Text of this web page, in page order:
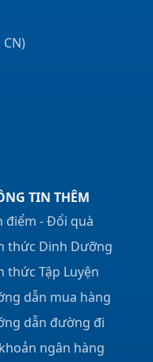
TIN THÊM
điểm - Đổi quà
thức Dinh Dưỡng
thức Tập Luyện
dẫn mua hàng
dẫn đường đi
ngân hàng